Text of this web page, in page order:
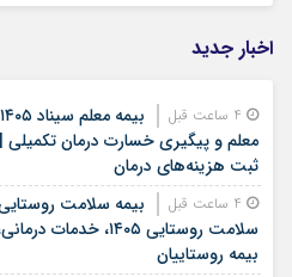
اخبار جدید
معلم و پیگیری خسارت درمان
ثبت هزینه‌های درمان
بیمه سلامت
سلامت روستایی
بیمه روستاییان